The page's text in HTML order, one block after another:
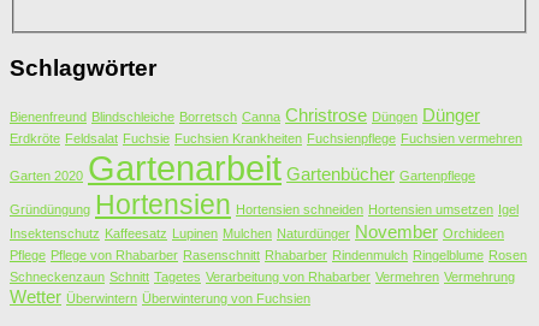
Schlagwörter
Bienenfreund Blindschleiche Borretsch Canna Christrose Düngen Dünger
Erdkröte Feldsalat Fuchsie Fuchsien Krankheiten Fuchsienpflege Fuchsien vermehren
Garten 2020 Gartenarbeit Gartenbücher Gartenpflege
Gründüngung Hortensien Hortensien schneiden Hortensien umsetzen Igel
Insektenschutz Kaffeesatz Lupinen Mulchen Naturdünger November Orchideen
Pflege Pflege von Rhabarber Rasenschnitt Rhabarber Rindenmulch Ringelblume Rosen
Schneckenzaun Schnitt Tagetes Verarbeitung von Rhabarber Vermehren Vermehrung
Wetter Überwintern Überwinterung von Fuchsien